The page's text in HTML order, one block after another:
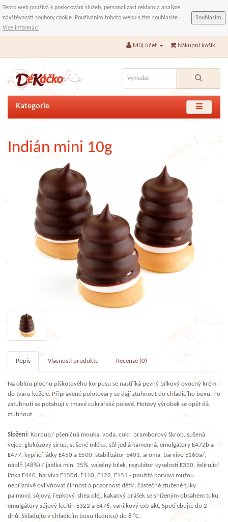
Tento web používá k poskytování služeb, personalizaci reklam a analýze
návštěvnosti soubory cookie. Používáním tohoto webu s tím souhlasíte.
Více informací
Souhlasím
Můj účet Nákupní košík
Kategorie
Indián mini 10g
Popis Vlasnosti produktu Recenze (0)
Na oblou plochu piškotového korpusu se nastříká pevný bílkový ovocný krém
do tvaru kužele. Připravené polotovary se dají ztuhnout do chladicího boxu. Po
zatuhnutí se potahují v tmavé cukrářské polevě. Hotový výrobek se opět dá
ztuhnout.
Složení: Korpus:/ pšeničná mouka, voda, cukr, bramborový škrob, sušená
vejce, glukózový sirup, sušené mléko, sůl jedlá kamenná, emulgátory E472b a
E477, kypřící látky E450 a E500, stabilizátor E401, aroma, barvivo E160a/,
náplň (48%):/ jablka min. 35%, vaječný bílek, regulátor kyselosti E330, želírující
látka E440, barviva E150d, E110, E122, E151 - použitá barviva můžou
nepříznivě ovlivňovat činnost a pozornost dětí/, částečně ztužené tuky
palmový, sójový, řepkový, shea olej, kakaový prášek se sníženým obsahem tuku,
emulgátory sójový lecitin E322 a E476, vanilkový extrakt. Spotřebujte do 2
dnů. Skladujte v chladícím boxu (lednice) do 8 °C.